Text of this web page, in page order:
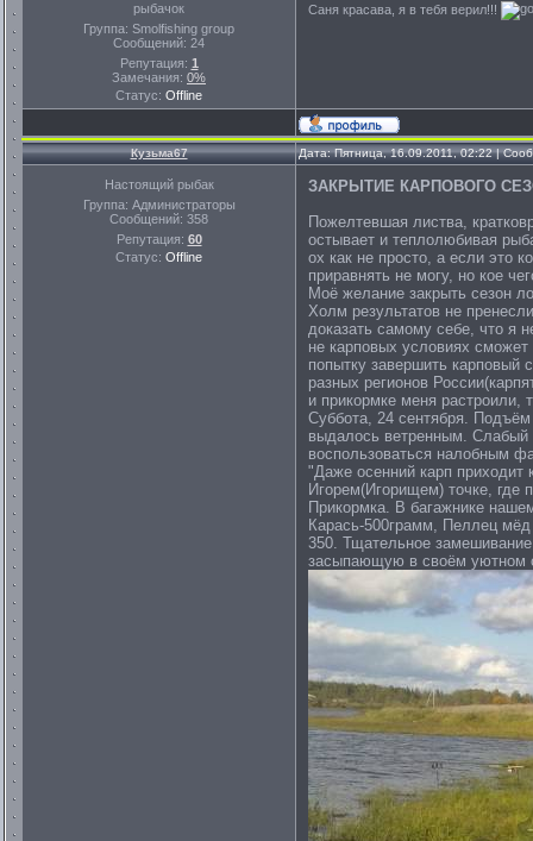
рыбачок
Группа: Smolfishing group
Сообщений: 24
Репутация: 1
Замечания: 0%
Статус: Offline
Саня красава, я в тебя верил!!!
Кузьма67 Дата: Пятница, 16.09.2011, 02:22 |
Настоящий рыбак
Группа: Администраторы
Сообщений: 358
Репутация: 60
Статус: Offline
ЗАКРЫТИЕ КАРПОВОГО
Пожелтевшая листва,
остывает и теплолюбивая
ох как не просто, а если это
приравнять не могу, но кое
Моё желание закрыть сезон
Холм результатов не
доказать самому себе, что я
не карповых условиях сможет
попытку завершить карповый
разных регионов
и прикормке меня растроили,
Суббота, 24 сентября.
выдалось ветренным. Слабый
воспользоваться налобным
"Даже осенний карп
Игорем(Игорищем) точке, где
Прикормка. В багажнике
Карась-500грамм, Пеллец
350. Тщательное
засыпающую в своём уютном